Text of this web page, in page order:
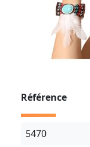
Référence
5470